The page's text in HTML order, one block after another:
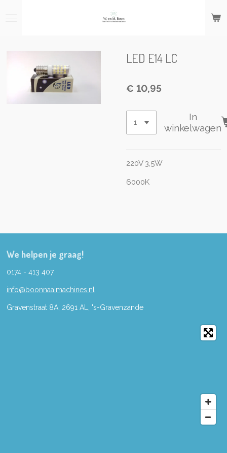
direct
LED E14 LC
€ 10,95
In
winkelwagen
220V 3,5W
6000K
We helpen je graag!
0174 - 413 407
info@boonnaaimachines.nl
Gravenstraat 8A, 2691 AL, 's-Gravenzande